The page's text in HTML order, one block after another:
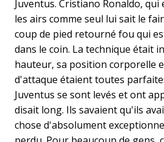
Juventus. Cristiano Ronaldo,
les airs comme seul lui sait le
coup de pied retourné fou qui
dans le coin. La technique était
hauteur, sa position corporelle
d'attaque étaient toutes
Juventus se sont levés et ont
disait long. Ils savaient qu'ils
chose d'absolument